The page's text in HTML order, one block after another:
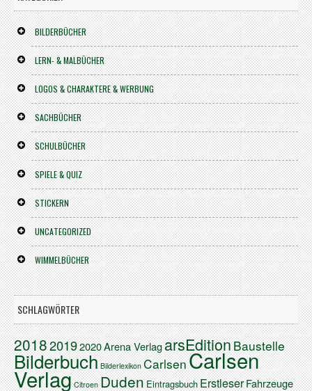
BILDERBÜCHER
LERN- & MALBÜCHER
LOGOS & CHARAKTERE & WERBUNG
SACHBÜCHER
SCHULBÜCHER
SPIELE & QUIZ
STICKERN
UNCATEGORIZED
WIMMELBÜCHER
SCHLAGWÖRTER
201820192020Arena VerlagarsEditionBaustelle
Bilderbuch Bilderlexikon CarlsenCarlsen
Verlag Citroen DudenEintragsbuchErstleserFahrzeuge